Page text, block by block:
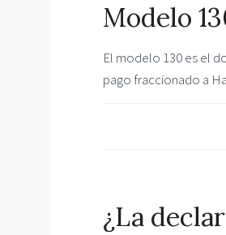
Modelo
El modelo 130 es el
pago fraccionado a
¿La